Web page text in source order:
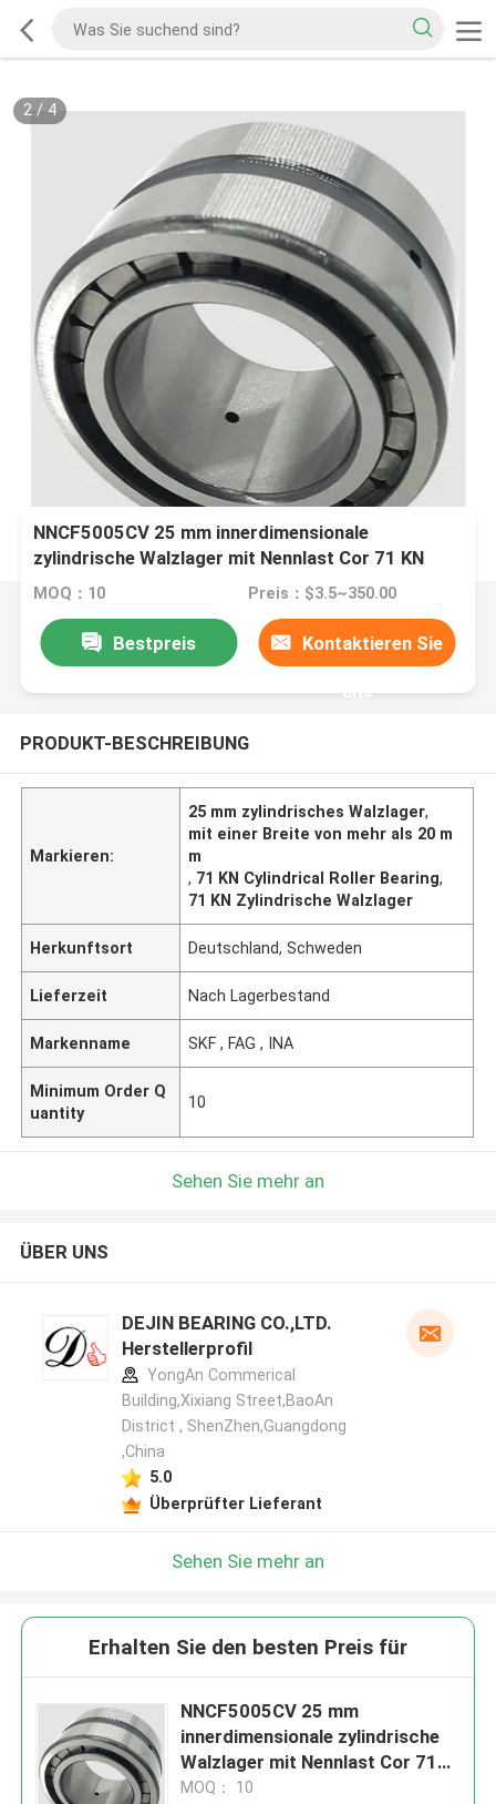
2/ 4
NNCF5005CV 25 mm innerdimensionale
zylindrische Walzlager mit Nennlast Cor 71 KN
MOQ：10 Preis：$3.5~350.00
Bestpreis Kontaktieren Sie
uns
PRODUKT-BESCHREIBUNG
Markieren:
25 mm zylindrisches Walzlager,
mit einer Breite von mehr als 20 m
m
, 71 KN Cylindrical Roller Bearing,
71 KN Zylindrische Walzlager
Herkunftsort Deutschland, Schweden
Lieferzeit Nach Lagerbestand
Markenname SKF , FAG , INA
Minimum Order Q
uantity
10
Sehen Sie mehr an
ÜBER UNS
DEJIN BEARING CO.,LTD.
Herstellerprofil
YongAn Commerical
Building,Xixiang Street,BaoAn
District , ShenZhen,Guangdong
,China
5.0
Überprüfter Lieferant
Sehen Sie mehr an
Erhalten Sie den besten Preis für
NNCF5005CV 25 mm
innerdimensionale zylindrische
Walzlager mit Nennlast Cor 71
KN
MOQ： 10